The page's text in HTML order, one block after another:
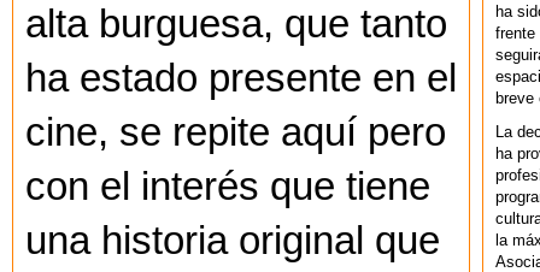
alta burguesa, que tanto
ha estado presente en el
cine, se repite aquí pero
con el interés que tiene
una historia original que
ha
frente
breve
La
ha
la